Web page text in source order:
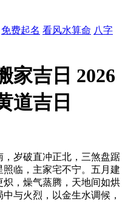
免费起名 看风水算命 八字
家吉日 2026
道吉日
岁破直冲正北，三煞盘踞
临，主家宅不宁。五月建
，燥气蒸腾，天地间如烘
与火烈，以金生水调候，